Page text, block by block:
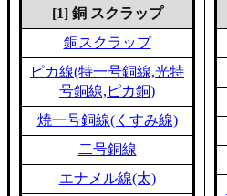
[1] 銅 スクラップ
銅スクラップ
ピカ線(特一号銅線,光特
号銅線,ピカ銅)
焼一号銅線(くすみ線)
二号銅線
エナメル線(太)